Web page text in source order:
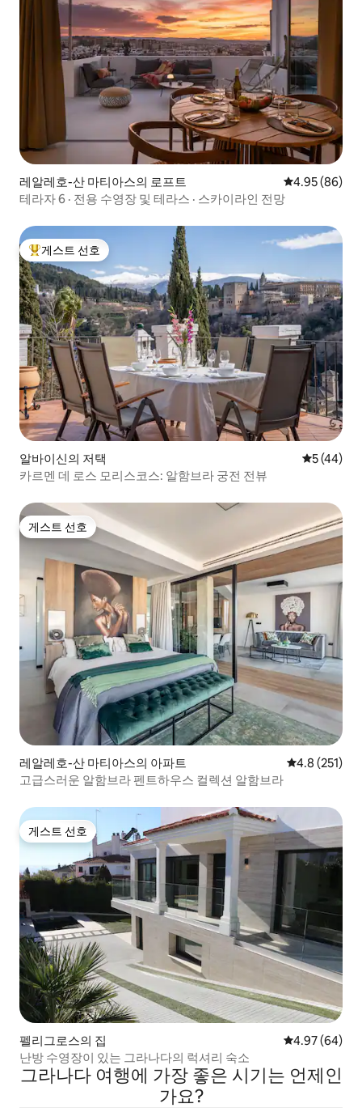
레알레호-산 마티아스의 로프트 평점 4.95점(5
4.95 (86)
테라자 6 · 전용 수영장 및 테라스 · 스카이라인 전망
상위 게스트 선호
게스트 선호
알바이신의 저택 평점 5점(5
5 (44)
카르멘 데 로스 모리스코스: 알함브라 궁전 전뷰
게스트 선호
게스트 선호
레알레호-산 마티아스의 아파트 평점 4.8점(5
4.8 (251)
고급스러운 알함브라 펜트하우스 컬렉션 알함브라
게스트 선호
게스트 선호
펠리그로스의 집 평점 4.97점(5
4.97 (64)
난방 수영장이 있는 그라나다의 럭셔리 숙소
그라나다 여행에 가장 좋은 시기는 언제인
가요?